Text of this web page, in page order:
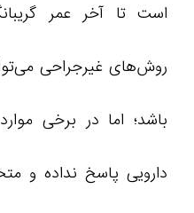
است تا آخر عمر
روش‌های غیرجراحی
باشد؛ اما در برخی
دارویی پاسخ نداده و